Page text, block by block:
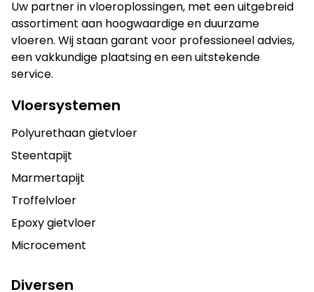
Uw partner in vloeroplossingen, met een uitgebreid
assortiment aan hoogwaardige en duurzame
vloeren. Wij staan garant voor professioneel advies,
een vakkundige plaatsing en een uitstekende
service.
Vloersystemen
Polyurethaan gietvloer
Steentapijt
Marmertapijt
Troffelvloer
Epoxy gietvloer
Microcement
Diversen